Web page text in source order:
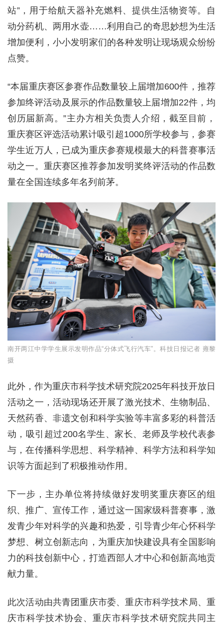
站”，用于给航天器补充燃料、提供生活物资等。自
动分药机、两用水壶……利用自己的奇思妙想为生活
增加便利，小小发明家们的各种发明让现场观众纷纷
点赞。
“本届重庆赛区参赛作品数量较上届增加600件，推荐
参加终评活动及展示的作品数量较上届增加22件，均
创历届新高。”主办方相关负责人介绍，截至目前，
重庆赛区评选活动累计吸引超1000所学校参与，参赛
学生近万人，已成为重庆参赛规模最大的科普赛事活
动之一。重庆赛区推荐参加发明奖终评活动的作品数
量在全国连续多年名列前茅。
南开两江中学学生展示发明作品“分体式飞行汽车”。科技日报记者 雍黎
摄
此外，作为重庆市科学技术研究院2025年科技开放日
活动之一，活动现场还开展了激光技术、生物制品、
天然药香、非遗文创和科学实验等丰富多彩的科普活
动，吸引超过200名学生、家长、老师及学校代表参
与，在传播科学思想、科学精神、科学方法和科学知
识等方面起到了积极推动作用。
下一步，主办单位将持续做好发明奖重庆赛区的组
织、推广、宣传工作，通过这一国家级科普赛事，激
发青少年对科学的兴趣和热爱，引导青少年心怀科学
梦想、树立创新志向，为重庆加快建设具有全国影响
力的科技创新中心，打造西部人才中心和创新高地贡
献力量。
此次活动由共青团重庆市委、重庆市科学技术局、重
庆市科学技术协会、重庆市科学技术研究院共同主